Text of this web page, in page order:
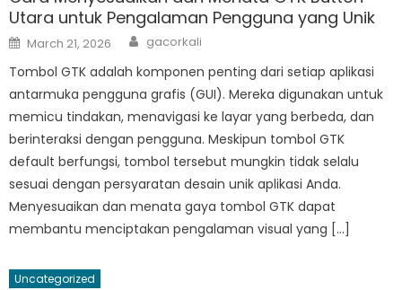
Utara untuk Pengalaman Pengguna yang Unik
Posted
on
March 21, 2026 Author
gacorkali
Tombol GTK adalah komponen penting dari setiap aplikasi
antarmuka pengguna grafis (GUI). Mereka digunakan untuk
memicu tindakan, menavigasi ke layar yang berbeda, dan
berinteraksi dengan pengguna. Meskipun tombol GTK
default berfungsi, tombol tersebut mungkin tidak selalu
sesuai dengan persyaratan desain unik aplikasi Anda.
Menyesuaikan dan menata gaya tombol GTK dapat
membantu menciptakan pengalaman visual yang […]
Uncategorized